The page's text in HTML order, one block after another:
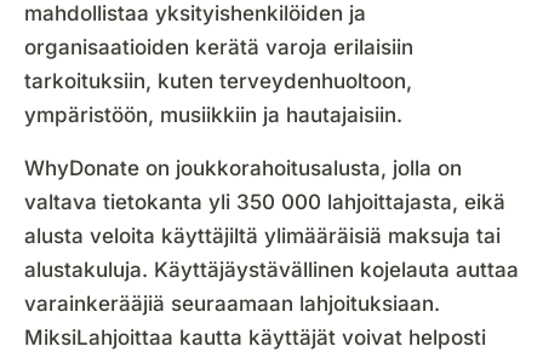
mahdollistaa yksityishenkilöiden ja
organisaatioiden kerätä varoja erilaisiin
tarkoituksiin, kuten terveydenhuoltoon,
ympäristöön, musiikkiin ja hautajaisiin.
WhyDonate on joukkorahoitusalusta, jolla on
valtava tietokanta yli 350 000 lahjoittajasta, eikä
alusta veloita käyttäjiltä ylimääräisiä maksuja tai
alustakuluja. Käyttäjäystävällinen kojelauta auttaa
varainkerääjiä seuraamaan lahjoituksiaan.
MiksiLahjoittaa kautta käyttäjät voivat helposti